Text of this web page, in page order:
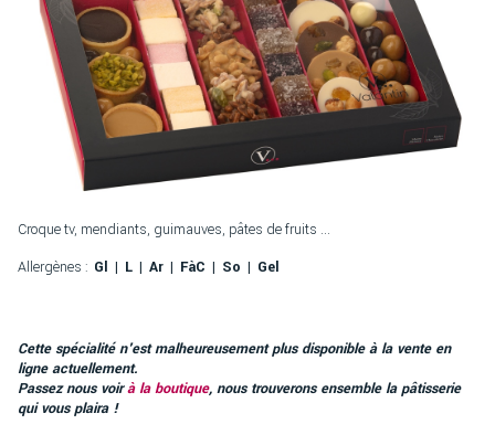
Cette spécialité n'est malheureusement plus disponible à la vente en
ligne actuellement.
Passez nous voirà la boutique, nous trouverons ensemble la pâtisserie
qui vous plaira !
Croque tv, mendiants, guimauves, pâtes de fruits ...
Allergènes : Gl L Ar FàC So Gel